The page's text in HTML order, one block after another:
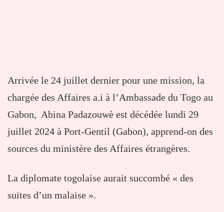
Arrivée le 24 juillet dernier pour une mission, la
chargée des Affaires a.i à l’Ambassade du Togo au
Gabon, Abina Padazouwè est décédée lundi 29
juillet 2024 à Port-Gentil (Gabon), apprend-on des
sources du ministère des Affaires étrangères.
La diplomate togolaise aurait succombé « des
suites d’un malaise ».